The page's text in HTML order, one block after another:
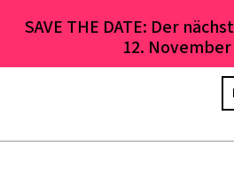
SAVE THE DATE: Der
12. November